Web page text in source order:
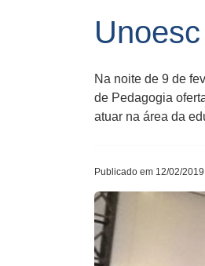
Na noite de 9 de
de Pedagogia
atuar na área da
Publicado em 12/02/2019